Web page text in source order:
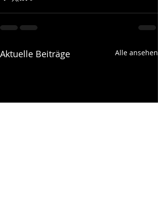
Aktuelle Beiträge Alle ansehen